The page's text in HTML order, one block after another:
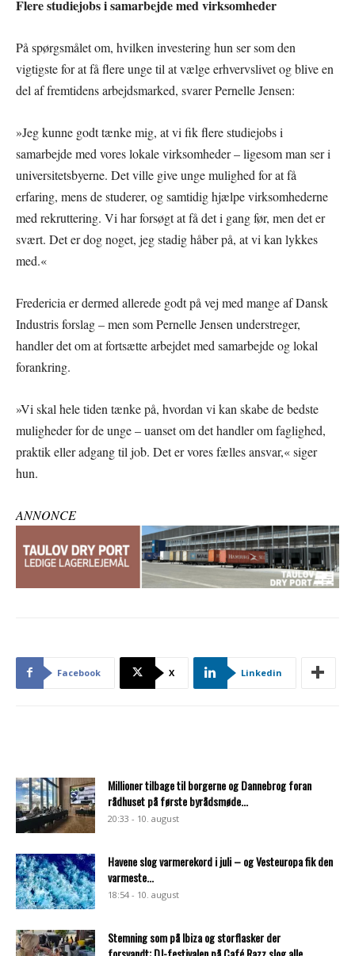
Flere studiejobs i samarbejde med virksomheder
På spørgsmålet om, hvilken investering hun ser som den
vigtigste for at få flere unge til at vælge erhvervslivet og blive en
del af fremtidens arbejdsmarked, svarer Pernelle Jensen:
»Jeg kunne godt tænke mig, at vi fik flere studiejobs i
samarbejde med vores lokale virksomheder – ligesom man ser i
universitetsbyerne. Det ville give unge mulighed for at få
erfaring, mens de studerer, og samtidig hjælpe virksomhederne
med rekruttering. Vi har forsøgt at få det i gang før, men det er
svært. Det er dog noget, jeg stadig håber på, at vi kan lykkes
med.«
Fredericia er dermed allerede godt på vej med mange af Dansk
Industris forslag – men som Pernelle Jensen understreger,
handler det om at fortsætte arbejdet med samarbejde og lokal
forankring.
»Vi skal hele tiden tænke på, hvordan vi kan skabe de bedste
muligheder for de unge – uanset om det handler om faglighed,
praktik eller adgang til job. Det er vores fælles ansvar,« siger
hun.
ANNONCE
Facebook X Linkedin
Millioner tilbage til borgerne og Dannebrog foran
rådhuset på første byrådsmøde...
20:33 - 10. august
Havene slog varmerekord i juli – og Vesteuropa fik den
varmeste...
18:54 - 10. august
Stemning som på Ibiza og storflasker der